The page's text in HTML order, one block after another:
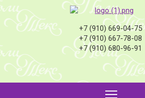
+7 (910) 669-04-75
+7 (910) 667-78-08
+7 (910) 680-96-91